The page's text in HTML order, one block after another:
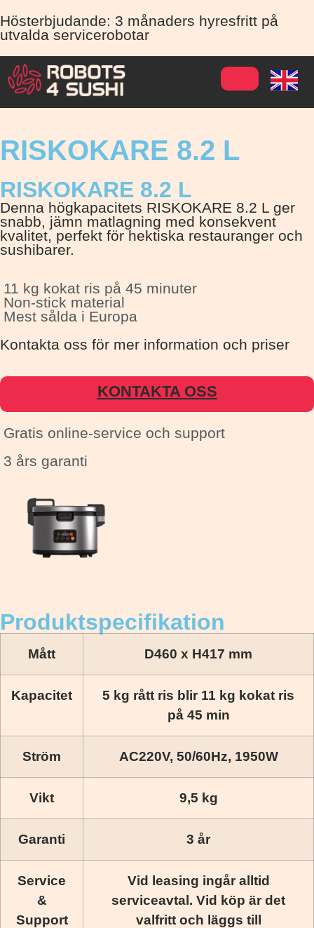
Hösterbjudande: 3 månaders hyresfritt på
utvalda servicerobotar
RISKOKARE 8.2 L
RISKOKARE 8.2 L
Denna högkapacitets RISKOKARE 8.2 L ger
snabb, jämn matlagning med konsekvent
kvalitet, perfekt för hektiska restauranger och
sushibarer.
11 kg kokat ris på 45 minuter
Non-stick material
Mest sålda i Europa
Kontakta oss för mer information och priser
KONTAKTA OSS
Gratis online-service och support
3 års garanti
Produktspecifikation
Mått D460 x H417 mm
Kapacitet
5 kg rått ris blir 11 kg kokat ris
på 45 min
Ström AC220V, 50/60Hz, 1950W
Vikt 9,5 kg
Garanti 3 år
Service
&
Support
Vid leasing ingår alltid
serviceavtal. Vid köp är det
valfritt och läggs till